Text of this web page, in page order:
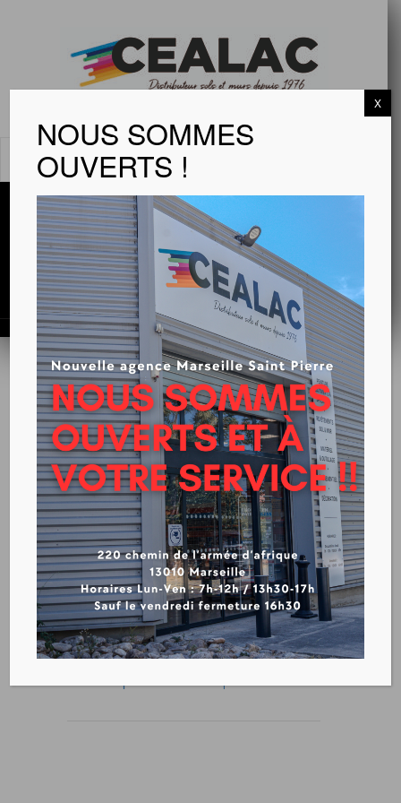
MENU
PEINTURE LAQUE VERNIS
COMUS
SUR COMMANDE
NOUS SOMMES
OUVERTS !
X